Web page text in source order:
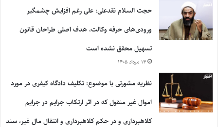
حجت السلام نقدعلی: علی رغم افزایش چشمگیر
ورودی‌های حرفه وکالت، هدف اصلی طراحان قانون
تسهیل محقق نشده است
۱۴ مرداد ۱۴۰۵
نظریه مشورتی با موضوع: تکلیف دادگاه کیفری در مورد
اموال غیر منقول که در اثر ارتکاب جرایم در جرایم
کلاهبرداری و در حکم کلاهبرداری و انتقال مال غیر، سند